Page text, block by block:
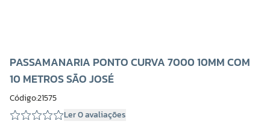
PASSAMANARIA PONTO CURVA 7000 10MM COM
10 METROS SÃO JOSÉ
Código:21575
Ler 0 avaliações